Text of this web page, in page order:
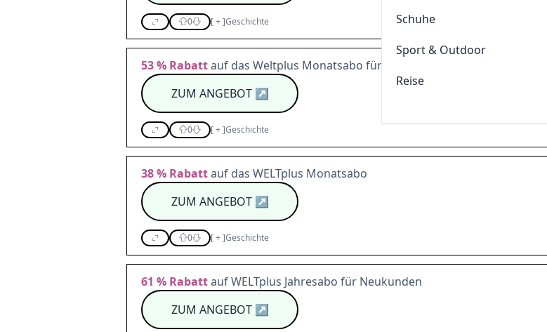
Schuhe
Sport & Outdoor
Reise
0 [+]Geschichte
53 % Rabattauf das Weltplus Monatsabo für alle unter 30 bei Welt
ZUM ANGEBOT↗
0 [+]Geschichte
38 % Rabattauf das WELTplus Monatsabo
ZUM ANGEBOT↗
0 [+]Geschichte
61 % Rabattauf WELTplus Jahresabo für Neukunden
ZUM ANGEBOT↗